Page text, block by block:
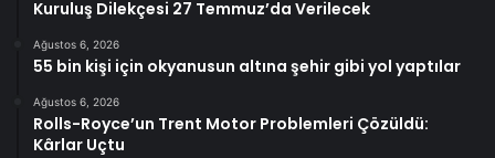
Kuruluş Dilekçesi 27 Temmuz’da Verilecek
Ağustos 6, 2026
55 bin kişi için okyanusun altına şehir gibi yol yaptılar
Ağustos 6, 2026
Rolls-Royce’un Trent Motor Problemleri Çözüldü:
Kârlar Uçtu